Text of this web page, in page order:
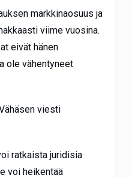
markkinaosuus ja
viime vuosina.
eivät hänen
ole vähentyneet
viesti
ratkaista juridisia
voi heikentää